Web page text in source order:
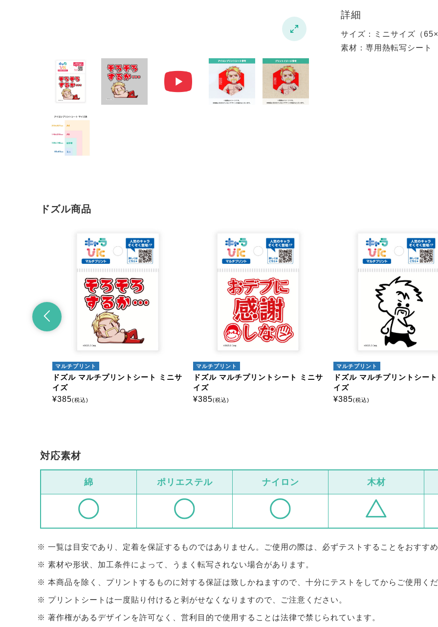

詳細
サイズ：ミニサイズ（
素材：専用熱転写シート
ドズル商品
マルチプリント
ドズル マルチプリントシート ミニサ
イズ
¥385(税込)
マルチプリント
ドズル マルチプリントシート ミニサ
イズ
¥385(税込)
マルチプリント
ドズル マルチプリントシー
イズ
¥385(税込)
対応素材
綿 ポリエステル ナイロン 木材
一覧は目安であり、定着を保証するものではありません。ご使用の際は、必ずテストすることをおすすめ
素材や形状、加工条件によって、うまく転写されない場合があります。
本商品を除く、プリントするものに対する保証は致しかねますので、十分にテストをしてからご使用くだ
プリントシートは一度貼り付けると剥がせなくなりますので、ご注意ください。
著作権があるデザインを許可なく、営利目的で使用することは法律で禁じられています。